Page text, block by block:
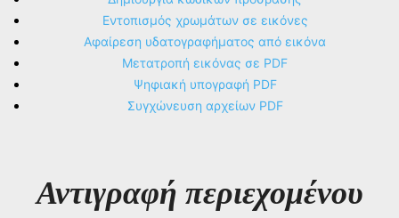
Εντοπισμός χρωμάτων σε εικόνες
Αφαίρεση υδατογραφήματος από εικόνα
Μετατροπή εικόνας σε PDF
Ψηφιακή υπογραφή PDF
Συγχώνευση αρχείων PDF
Αντιγραφή περιεχομένου